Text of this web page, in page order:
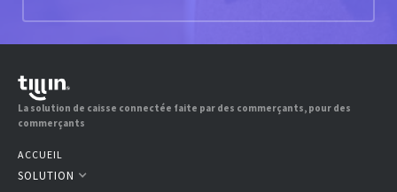
La solution de caisse connectée faite par des commerçants, pour des
commerçants
ACCUEIL
SOLUTION